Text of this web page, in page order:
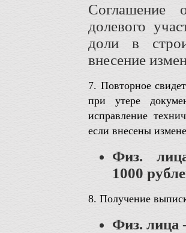
Соглашение
долевого
доли в
внесение
7. Повторное
при утере
исправление
если внесены
Физ.
1000
8. Получение
Физ. лица